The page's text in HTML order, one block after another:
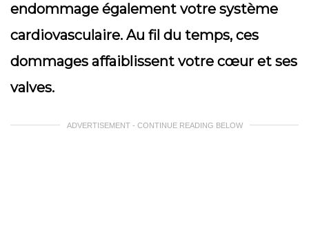
endommage également votre système
cardiovasculaire. Au fil du temps, ces
dommages affaiblissent votre cœur et ses
valves.
ADVERTISEMENT - CONTINUE READING BELOW